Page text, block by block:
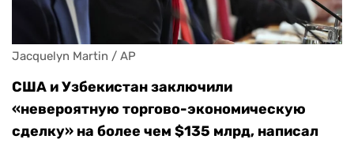
Jacquelyn Martin / AP
США и Узбекистан заключили
«невероятную торгово-экономическую
сделку» на более чем $135 млрд, написал